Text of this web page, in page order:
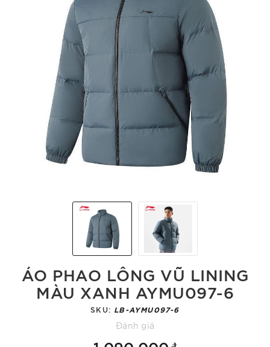
ÁO PHAO LÔNG VŨ LINING
MÀU XANH AYMU097-6
SKU: LB-AYMU097-6
Đánh giá